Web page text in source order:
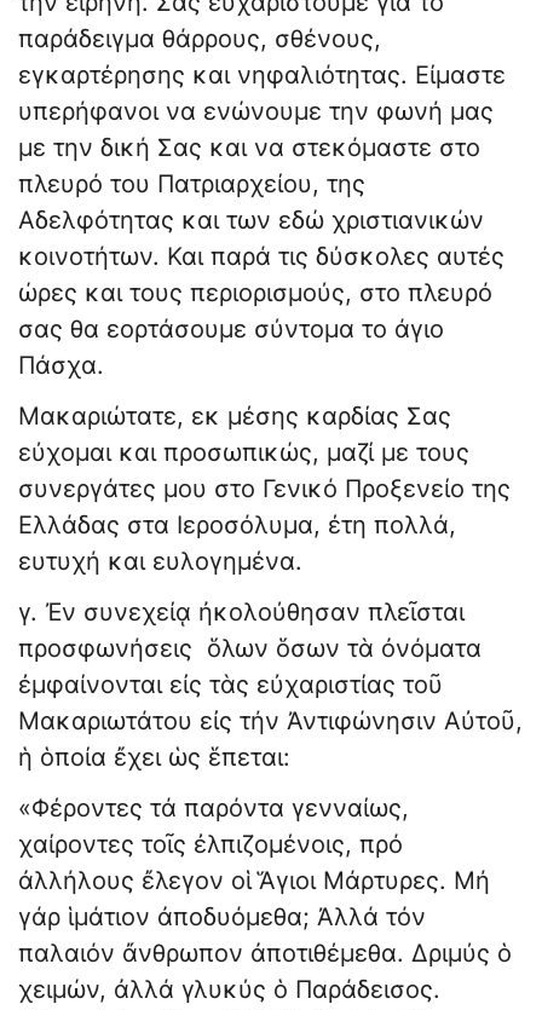
παράδειγμα θάρρους, σθένους,
εγκαρτέρησης και νηφαλιότητας. Είμαστε
υπερήφανοι να ενώνουμε την φωνή μας
με την δική Σας και να στεκόμαστε στο
πλευρό του Πατριαρχείου, της
Αδελφότητας και των εδώ χριστιανικών
κοινοτήτων. Και παρά τις δύσκολες αυτές
ώρες και τους περιορισμούς, στο πλευρό
σας θα εορτάσουμε σύντομα το άγιο
Πάσχα.
Μακαριώτατε, εκ μέσης καρδίας Σας
εύχομαι και προσωπικώς, μαζί με τους
συνεργάτες μου στο Γενικό Προξενείο της
Ελλάδας στα Ιεροσόλυμα, έτη πολλά,
ευτυχή και ευλογημένα.
γ. Ἐν συνεχείᾳ ἠκολούθησαν πλεῖσται
προσφωνήσεις ὅλων ὅσων τὰ ὀνόματα
ἐμφαίνονται εἰς τὰς εὐχαριστίας τοῦ
Μακαριωτάτου εἰς τήν Ἀντιφώνησιν Αὐτοῦ,
ἡ ὁποία ἔχει ὡς ἕπεται:
«Φέροντες τά παρόντα γενναίως,
χαίροντες τοῖς ἐλπιζομένοις, πρό
ἀλλήλους ἔλεγον οἱ Ἅγιοι Μάρτυρες. Μή
γάρ ἱμάτιον ἀποδυόμεθα; Ἀλλά τόν
παλαιόν ἄνθρωπον ἀποτιθέμεθα. Δριμύς ὁ
χειμών, ἀλλά γλυκύς ὁ Παράδεισος.